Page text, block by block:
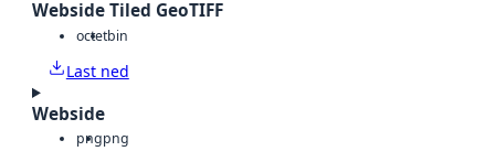
Webside Tiled GeoTIFF
octetbin
Last ned
Webside
pngpng